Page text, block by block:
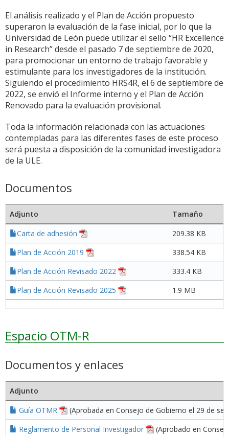
El análisis realizado y el Plan de Acción propuesto
superaron la evaluación de la fase inicial, por lo que la
Universidad de León puede utilizar el sello “HR Excellence
in Research” desde el pasado 7 de septiembre de 2020,
para promocionar un entorno de trabajo favorable y
estimulante para los investigadores de la institución.
Siguiendo el procedimiento HRS4R, el 6 de septiembre de
2022, se envió el Informe interno y el Plan de Acción
Renovado para la evaluación provisional.
Toda la información relacionada con las actuaciones
contempladas para las diferentes fases de este proceso
será puesta a disposición de la comunidad investigadora
de la ULE.
Documentos
Adjunto
Tamaño
Carta de adhesión
209.38 KB
Plan de Acción 2019
338.54 KB
Plan de Acción Revisado 2022
333.4 KB
Plan de Acción Revisado 2025
1.9 MB
Espacio OTM-R
Documentos y enlaces
Adjunto
Guía OTMR
(Aprobada en Consejo de Gobierno el 29 de
Reglamento de Personal Investigador
(Aprobado en